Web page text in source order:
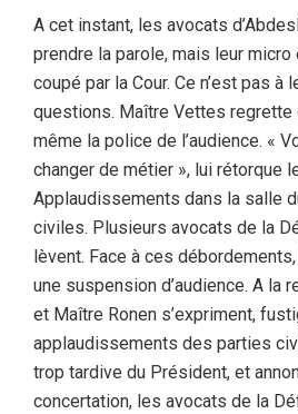
A cet instant, les avocats
prendre la parole, mais leur
coupé par la Cour. Ce n’est pas à
questions. Maître Vettes regrette
même la police de l’audience. «
changer de métier », lui rétorque
Applaudissements dans la salle
civiles. Plusieurs avocats de la
lèvent. Face à ces
une suspension d’audience. A la
et Maître Ronen s’expriment,
applaudissements des parties
trop tardive du Président, et
concertation, les avocats de la